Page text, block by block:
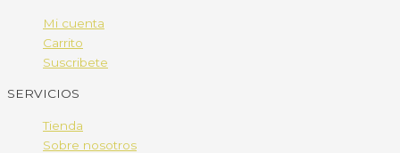
Mi cuenta
Carrito
Suscribete
SERVICIOS
Tienda
Sobre nosotros